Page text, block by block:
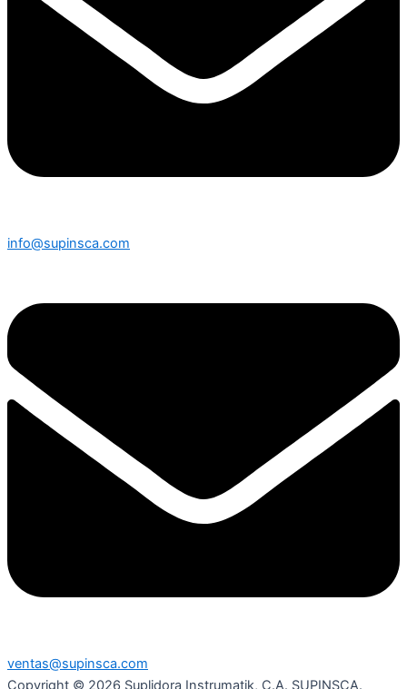
info@supinsca.com
ventas@supinsca.com
Copyright © 2026 Suplidora Instrumatik, C.A. SUPINSCA.